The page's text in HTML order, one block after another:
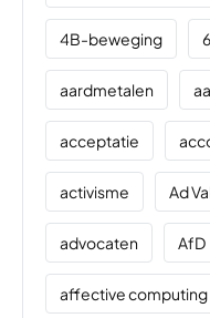
4B-beweging
aardmetalen
acceptatie
activisme Ad
advocaten AfD
affective computing